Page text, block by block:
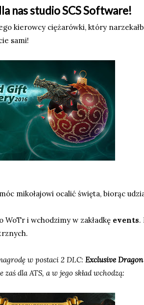
nas studio SCS Software!
kierowcy ciężarówki, który
sami!
mikołajowi ocalić święta, biorąc
WoTr i wchodzimy w zakładkę events.
w postaci 2 DLC: Exclusive
zaś dla ATS, a w jego skład wchodzą: